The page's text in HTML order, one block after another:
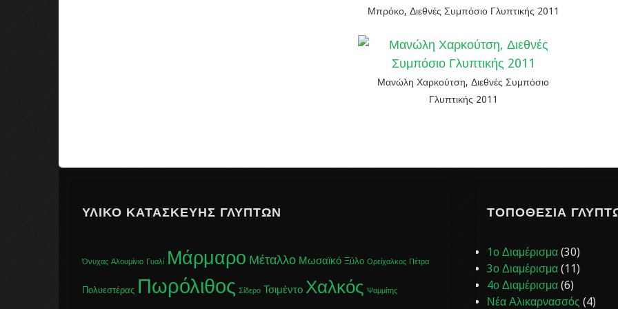
Μπρόκο, Διεθνές Συμπόσιο Γλυπτικής 2011
Μανώλη Χαρκούτση, Διεθνές Συμπόσιο
Γλυπτικής 2011
ΥΛΙΚΌ ΚΑΤΑΣΚΕΥΉΣ ΓΛΥΠΤΏΝ
Όνυχας Αλουμίνιο Γυαλί Μάρμαρο Μέταλλο Μωσαϊκό Ξύλο Ορείχαλκος Πέτρα
Πολυεστέρας Πωρόλιθος Σίδερο Τσιμέντο Χαλκός Ψαμμίτης
ΤΟΠΟΘΕΣΊΑ
1ο Διαμέρισμα(30)
3ο Διαμέρισμα(11)
4ο Διαμέρισμα(6)
Νέα Αλικαρνασσός (4)